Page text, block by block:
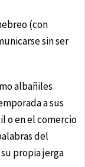
(con
sin ser
albañiles
a sus
o en el comercio
del
propia jerga